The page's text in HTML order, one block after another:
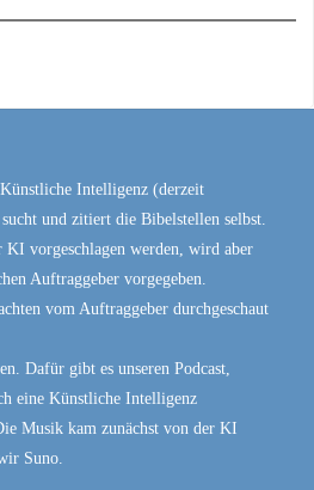
Intelligenz (derzeit
und zitiert die Bibelstellen selbst.
KI vorgeschlagen werden, wird aber
Auftraggeber vorgegeben.
vom Auftraggeber durchgeschaut
Dafür gibt es unseren Podcast,
eine Künstliche Intelligenz
Musik kam zunächst von der KI
Suno.